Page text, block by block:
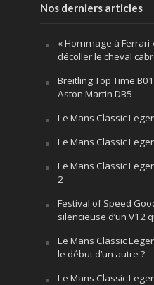
Nos derniers articles
« Hommage à Ferrari
décoller le cheval
Breitling Top Time
Aston Martin DB5
Le Mans Classic
Le Mans Classic
Le Mans Classic
2
Festival of Speed
silencieuse d’un V12
Le Mans Classic
le début d’un autre ?
Le Mans Classic